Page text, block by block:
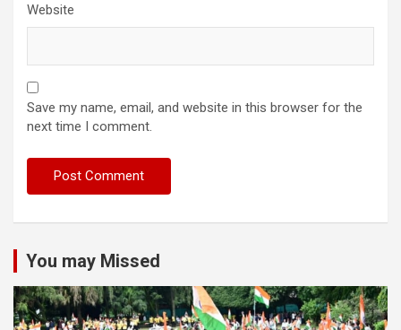
Website
Save my name, email, and website in this browser for the
next time I comment.
You may Missed